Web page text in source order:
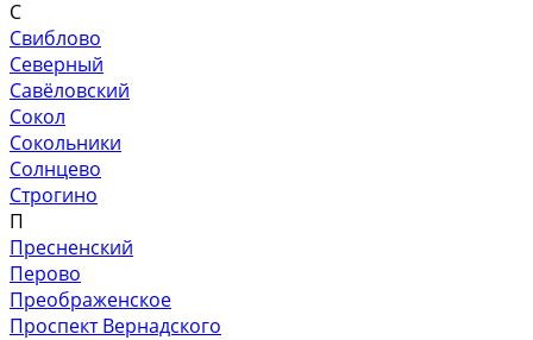
С
Свиблово
Северный
Савёловский
Сокол
Сокольники
Солнцево
Строгино
П
Пресненский
Перово
Преображенское
Проспект Вернадского